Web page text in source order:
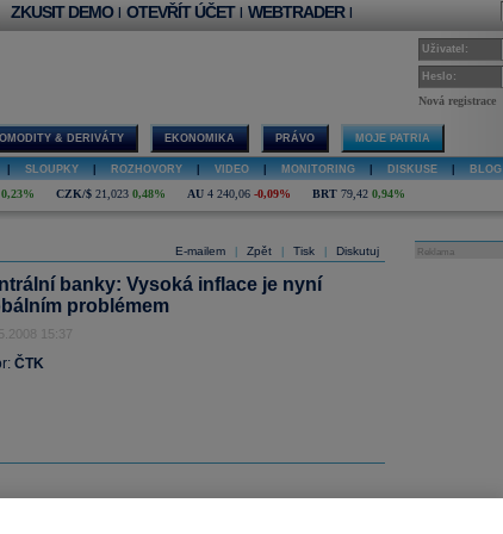
ZKUSIT DEMO | OTEVŘÍT ÚČET | WEBTRADER |
Uživatel:
Heslo:
Nová registrace
& DERIVÁTY EKONOMIKA PRÁVO MOJE PATRIA
SLOUPKY ROZHOVORY VIDEO MONITORING DISKUSE BLOG
0,23% CZK/$ 21,023 0,48% AU 4 240,06 -0,09% BRT 79,42 0,94%
E-mailem Zpět Tisk Diskutuj
banky: Vysoká inflace je nyní
problémem
15:37
ČTK
Reklama